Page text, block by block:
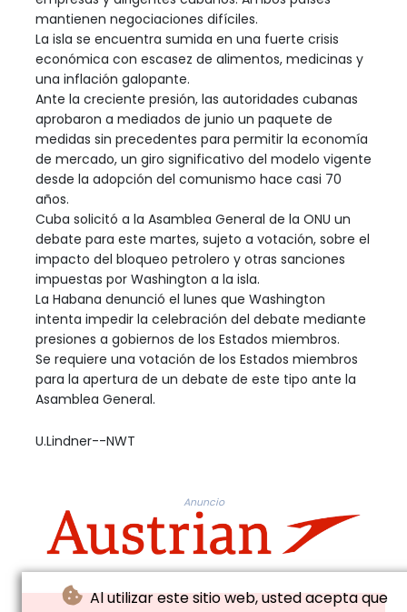
Al utilizar este sitio web, usted acepta que
mantienen negociaciones difíciles.
La isla se encuentra sumida en una fuerte crisis
económica con escasez de alimentos, medicinas y
una inflación galopante.
Ante la creciente presión, las autoridades cubanas
aprobaron a mediados de junio un paquete de
medidas sin precedentes para permitir la economía
de mercado, un giro significativo del modelo vigente
desde la adopción del comunismo hace casi 70
años.
Cuba solicitó a la Asamblea General de la ONU un
debate para este martes, sujeto a votación, sobre el
impacto del bloqueo petrolero y otras sanciones
impuestas por Washington a la isla.
La Habana denunció el lunes que Washington
intenta impedir la celebración del debate mediante
presiones a gobiernos de los Estados miembros.
Se requiere una votación de los Estados miembros
para la apertura de un debate de este tipo ante la
Asamblea General.
U.Lindner--NWT
Anuncio